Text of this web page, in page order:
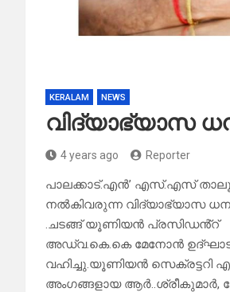
KERALAM NEWS
വിദ്യാഭ്യാസ
4 years ago Reporter
പാലക്കാട്‌.എൻ’ എസ്.എസ്
നൽകിവരുന്ന വിദ്യാഭ്യാസ
.ചടങ്ങ് യൂണിയൻ പ്രസിഡൻ്റ്
അഡ്വ.കെ.കെ മേനോൻ
വഹിച്ചു.യൂണിയൻ സെക്രട്ടറി
അംഗങ്ങളായ ആർ..ശ്രീകുമാർ,